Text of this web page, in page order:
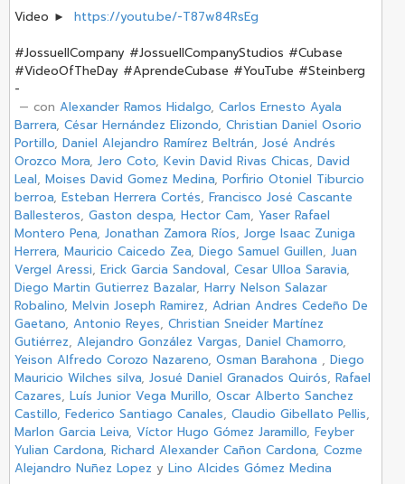
Video ► https://youtu.be/-T87w84RsEg
#JossuellCompany #JossuellCompanyStudios #Cubase
#VideoOfTheDay #AprendeCubase #YouTube #Steinberg
-
‏ — con Alexander Ramos Hidalgo, Carlos Ernesto Ayala
Barrera, César Hernández Elizondo, Christian Daniel Osorio
Portillo, Daniel Alejandro Ramírez Beltrán, José Andrés
Orozco Mora, Jero Coto, Kevin David Rivas Chicas, David
Leal, Moises David Gomez Medina, Porfirio Otoniel Tiburcio
berroa, Esteban Herrera Cortés, Francisco José Cascante
Ballesteros, Gaston despa, Hector Cam, Yaser Rafael
Montero Pena, Jonathan Zamora Ríos, Jorge Isaac Zuniga
Herrera, Mauricio Caicedo Zea, Diego Samuel Guillen, Juan
Vergel Aressi, Erick Garcia Sandoval, Cesar Ulloa Saravia,
Diego Martin Gutierrez Bazalar, Harry Nelson Salazar
Robalino, Melvin Joseph Ramirez, Adrian Andres Cedeño De
Gaetano, Antonio Reyes, Christian Sneider Martínez
Gutiérrez, Alejandro González Vargas, Daniel Chamorro,
Yeison Alfredo Corozo Nazareno, Osman Barahona , Diego
Mauricio Wilches silva, Josué Daniel Granados Quirós, Rafael
Cazares, Luís Junior Vega Murillo, Oscar Alberto Sanchez
Castillo, Federico Santiago Canales, Claudio Gibellato Pellis,
Marlon Garcia Leiva, Víctor Hugo Gómez Jaramillo, Feyber
Yulian Cardona, Richard Alexander Cañon Cardona, Cozme
Alejandro Nuñez Lopez y Lino Alcides Gómez Medina